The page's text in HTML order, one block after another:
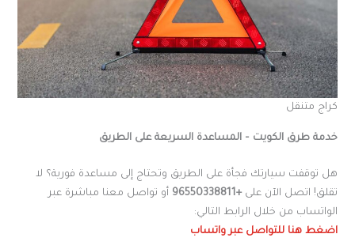
كراج متنقل
خدمة طرق الكويت – المساعدة السريعة على الطريق
هل توقفت سيارتك فجأة على الطريق وتحتاج إلى مساعدة فورية؟ لا
تقلق! اتصل الآن على+96550338811
أو تواصل معنا مباشرة عبر
الواتساب من خلال الرابط التالي:
اضغط هنا للتواصل عبر واتساب